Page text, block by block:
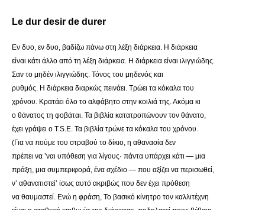
Le dur desir de durer
Εν δυο, εν δυο, βαδίζω πάνω στη λέξη διάρκεια. Η διάρκεια
είναι κάτι άλλο από τη λέξη διάρκεια. Η διάρκεια είναι ιλιγγιώδης.
Σαν το μηδέν ιλιγγιώδης. Τόνος του μηδενός και
ρυθμός. Η διάρκεια διαρκώς πεινάει. Τρώει τα κόκαλα του
χρόνου. Κρατάει όλο το αλφάβητο στην κοιλιά της. Ακόμα κι
ο θάνατος τη φοβάται. Τα βιβλία κατατροπώνουν τον θάνατο,
έχει γράψει ο T.S.E. Τα βιβλία τρώνε τα κόκαλα του χρόνου.
(Για να πούμε του στραβού το δίκιο, η αθανασία δεν
πρέπει να ’ναι υπόθεση για λίγους· πάντα υπάρχει κάτι — μια
πράξη, μια συμπεριφορά, ένα σχέδιο — που αξίζει να περισωθεί,
ν’ αθανατιστεί’ ίσως αυτό ακριβώς που δεν έχει πρόθεση
να θαυμαστεί. Ενώ η φράση, Το βασικό κίνητρο τον καλλιτέχνη